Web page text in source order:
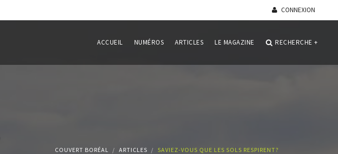
CONNEXION
RECHERCHE +
ACCUEIL NUMÉROS ARTICLES LE MAGAZINE
COUVERT BORÉAL ARTICLES SAVIEZ-VOUS QUE LES SOLS RESPIRENT?